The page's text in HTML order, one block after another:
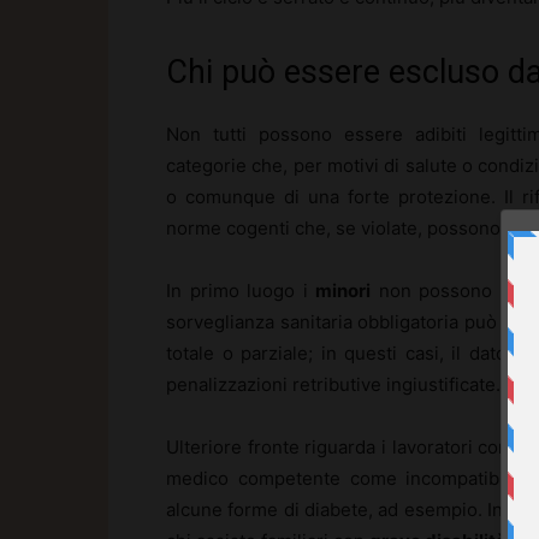
Chi può essere escluso
Non tutti possono essere adibiti
categorie che, per motivi di salute o
o comunque di una forte protezione. Il
norme cogenti che, se violate, possono
In primo luogo i minori non possono
sorveglianza sanitaria obbligatoria può
totale o parziale; in questi casi, il datore
penalizzazioni retributive ingiustificate.
Ulteriore fronte riguarda i lavoratori con
medico competente come incompatibili
alcune forme di diabete, ad esempio. In